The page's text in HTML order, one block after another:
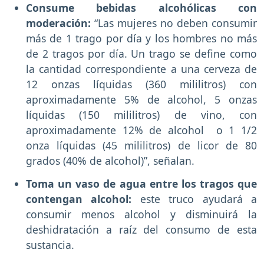
Consume bebidas alcohólicas con
moderación: “Las mujeres no deben consumir
más de 1 trago por día y los hombres no más
de 2 tragos por día. Un trago se define como
la cantidad correspondiente a una cerveza de
12 onzas líquidas (360 mililitros) con
aproximadamente 5% de alcohol, 5 onzas
líquidas (150 mililitros) de vino, con
aproximadamente 12% de alcohol o 1 1/2
onza líquidas (45 mililitros) de licor de 80
grados (40% de alcohol)”, señalan.
Toma un vaso de agua entre los tragos que
contengan alcohol: este truco ayudará a
consumir menos alcohol y disminuirá la
deshidratación a raíz del consumo de esta
sustancia.